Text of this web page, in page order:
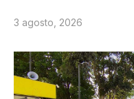
3 agosto, 2026